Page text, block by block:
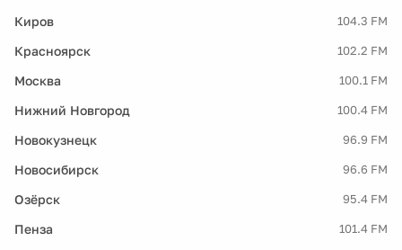
Киров 104.3 FM
Красноярск 102.2 FM
Москва 100.1 FM
Нижний Новгород 100.4 FM
Новокузнецк 96.9 FM
Новосибирск 96.6 FM
Озёрск 95.4 FM
Пенза 101.4 FM